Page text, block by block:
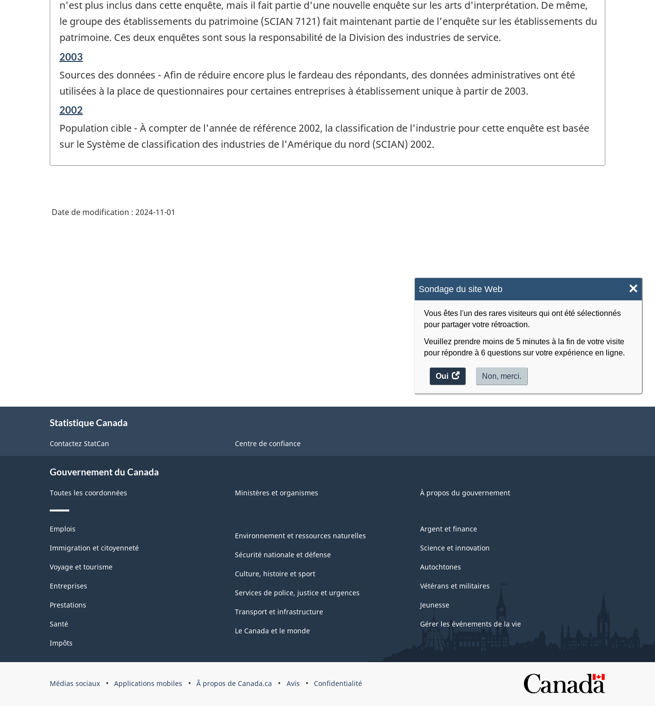
Sondage du site Web ×
Vous êtes l'un des rares visiteurs qui ont été sélectionnés
pour partager votre rétroaction.
Veuillez prendre moins de 5 minutes à la fin de votre visite
pour répondre à 6 questions sur votre expérience en ligne.
Oui
accéder
au
Non, merci.
de
changement
-
n'est plus inclus dans cette enquête, mais il fait partie d'une nouvelle enquête sur les arts d'interprétation. De même,
le groupe des établissements du patrimoine (SCIAN 7121) fait maintenant partie de l'enquête sur les établissements du
patrimoine. Ces deux enquêtes sont sous la responsabilité de la Division des industries de service.
Période
référence
de
-
2003
Sources des données - Afin de réduire encore plus le fardeau des répondants, des données administratives ont été
utilisées à la place de questionnaires pour certaines entreprises à établissement unique à partir de 2003.
Période
référence
de
changement
-
2002
Population cible - À compter de l'année de référence 2002, la classification de l'industrie pour cette enquête est basée
sur le Système de classification des industries de l'Amérique du nord (SCIAN) 2002.
Date de modification : 2024-11-01
Statistique Canada
Contactez StatCan Centre de confiance
Gouvernement du Canada
Toutes les coordonnées Ministères et organismes À propos du gouvernement
Thèmes
sujets
Emplois
Immigration et citoyenneté
Voyage et tourisme
Entreprises
Prestations
Santé
Impôts
Environnement et ressources naturelles
Sécurité nationale et défense
Culture, histoire et sport
Services de police, justice et urgences
Transport et infrastructure
Le Canada et le monde
Argent et finance
Science et innovation
Autochtones
Vétérans et militaires
Jeunesse
Gérer les événements de la vie
Organisation
Médias sociaux Applications mobiles Ã propos de Canada.ca Avis Confidentialité